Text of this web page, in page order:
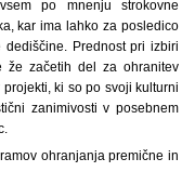
po mnenju strokovne
kar ima lahko za posledico
Prednost pri izbiri
že začetih del za ohranitev
ki so po svoji kulturni
zanimivosti v posebnem
ohranjanja premične in